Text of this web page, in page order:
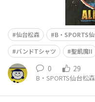
仙台松森 B・SPORTS
バンドTシャツ
聖飢魔II
0 29
B・SPORTS仙台松